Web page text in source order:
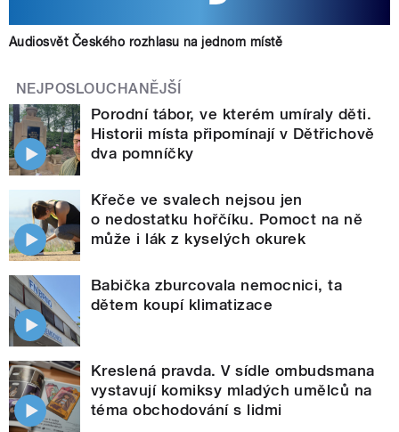
Audiosvět Českého rozhlasu na jednom místě
NEJPOSLOUCHANĚJŠÍ
Porodní tábor, ve kterém umíraly děti.
Historii místa připomínají v Dětřichově
dva pomníčky
Křeče ve svalech nejsou jen
o nedostatku hořčíku. Pomoct na ně
může i lák z kyselých okurek
Babička zburcovala nemocnici, ta
dětem koupí klimatizace
Kreslená pravda. V sídle ombudsmana
vystavují komiksy mladých umělců na
téma obchodování s lidmi